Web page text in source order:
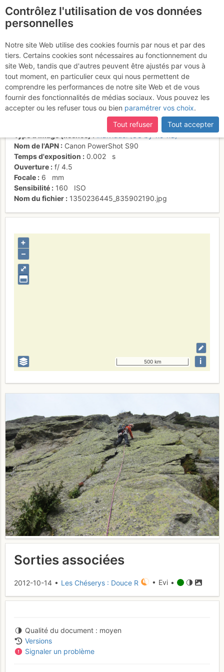
Une 1ère longueur qui
donne le ton de la voie
Activités
Date/heure
individuel (CC by-nc-nd)
Nom de l'APN
Canon PowerShot S90
Temps d'exposition
0.002
s
Ouverture
f/ 4.5
Focale
6
mm
Sensibilité
160
ISO
Nom du fichier
1350236445_835902190.jpg
⤢
+
–
500 km i
Sorties associées
2012-10-14 • Les Chéserys : Douce R • Evi •
Qualité du document
moyen
Versions
Signaler un problème
Contrôlez l'utilisation de vos données
personnelles
Notre site Web utilise des cookies fournis par nous et par des
tiers. Certains cookies sont nécessaires au fonctionnement du
site Web, tandis que d'autres peuvent être ajustés par vous à
tout moment, en particulier ceux qui nous permettent de
comprendre les performances de notre site Web et de vous
fournir des fonctionnalités de médias sociaux. Vous pouvez les
accepter ou les refuser tous ou bien paramétrer vos choix.
Tout refuser
Tout accepter